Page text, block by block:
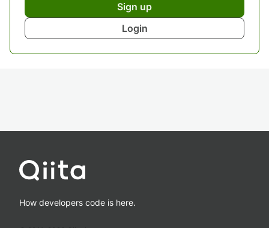
Sign up
Login
How developers code is here.